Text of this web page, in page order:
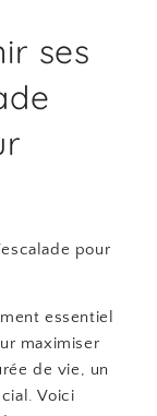
ses
pour
essentiel
maximiser
de vie, un
Voici